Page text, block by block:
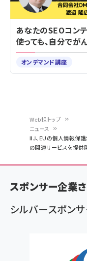
く
ず
Web担トップ
ニュース
IIJ、EUの個人情報保護
の関連サービスを提供
あなたのSEOコン
使っても、自分でが
オンデマンド講座
スポンサー企業
シルバースポン